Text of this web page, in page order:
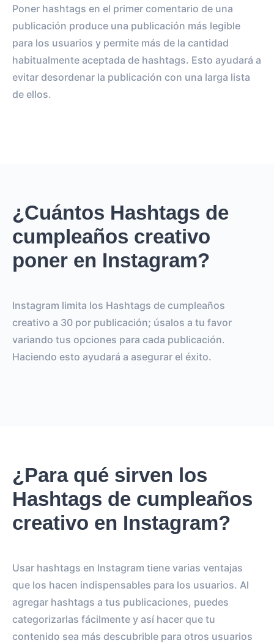
Poner hashtags en el primer comentario de una
publicación produce una publicación más legible
para los usuarios y permite más de la cantidad
habitualmente aceptada de hashtags. Esto ayudará a
evitar desordenar la publicación con una larga lista
de ellos.
¿Cuántos Hashtags de
cumpleaños creativo
poner en Instagram?
Instagram limita los Hashtags de cumpleaños
creativo a 30 por publicación; úsalos a tu favor
variando tus opciones para cada publicación.
Haciendo esto ayudará a asegurar el éxito.
¿Para qué sirven los
Hashtags de cumpleaños
creativo en Instagram?
Usar hashtags en Instagram tiene varias ventajas
que los hacen indispensables para los usuarios. Al
agregar hashtags a tus publicaciones, puedes
categorizarlas fácilmente y así hacer que tu
contenido sea más descubrible para otros usuarios